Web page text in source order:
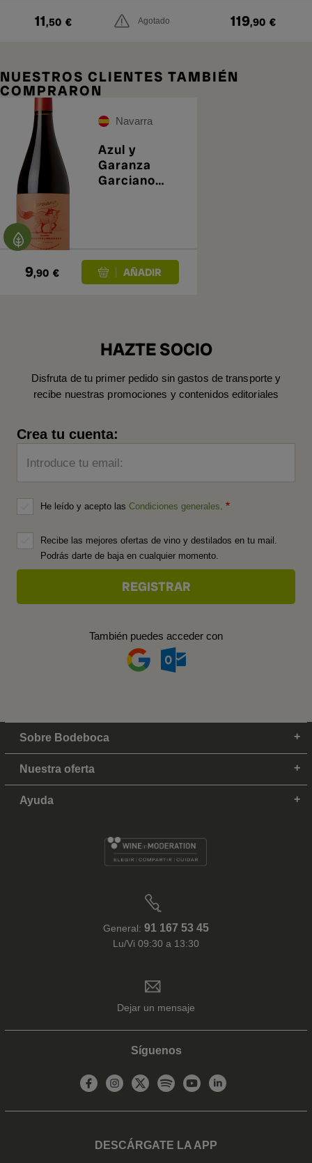
11,50 € Agotado 119,90 €
NUESTROS CLIENTES TAMBIÉN
COMPRARON
Navarra
Azul y
Garanza
Garciano
9,90 €
HAZTE SOCIO
Disfruta de tu primer pedido sin gastos de transporte y
recibe nuestras promociones y contenidos editoriales
Crea tu cuenta:
Introduce tu email:
He leído y acepto las Condiciones generales
Recibe las mejores ofertas de vino y destilados en tu mail.
Podrás darte de baja en cualquier momento.
También puedes acceder con
Sobre Bodeboca
Nuestra oferta
Ayuda
General: 91 167 53 45
Lu/Vi 09:30 a 13:30
Dejar un mensaje
Síguenos
DESCÁRGATE LA APP